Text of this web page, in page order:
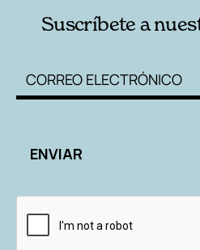
Suscríbete a